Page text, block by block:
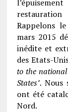
Rappelons
mars 2015
inédite et
des Etats-
to the
States’. Nous
ont été
Nord.